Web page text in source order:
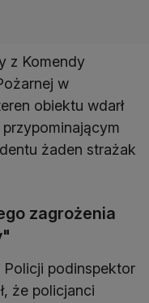
z Komendy
w
obiektu wdarł
żaden strażak
zagrożenia
Policji podinspektor
że policjanci